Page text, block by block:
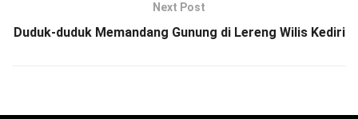
Next Post
Duduk-duduk Memandang Gunung di Lereng Wilis Kediri